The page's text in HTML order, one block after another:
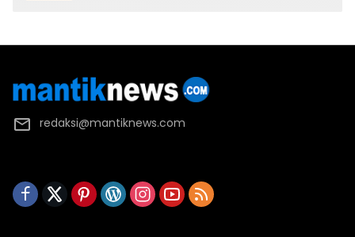
redaksi@mantiknews.com